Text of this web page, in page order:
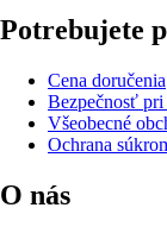
Potrebujete
Cena doručenia
Bezpečnosť pri
Všeobecné
Ochrana
O nás